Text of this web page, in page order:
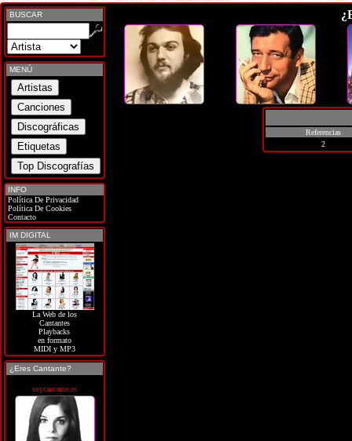
BUSCAR
MENÚ
INFO
Política De Privacidad
Política De Cookies
Contacto
IM DIGITAL
La Web de los
Cantantes
Playbacks
en formato
MIDI y MP3
¿Eres Cantante?
soycantante.es
Referencias
2